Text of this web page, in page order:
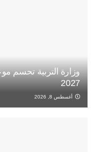
2027
أغسطس 8, 2026